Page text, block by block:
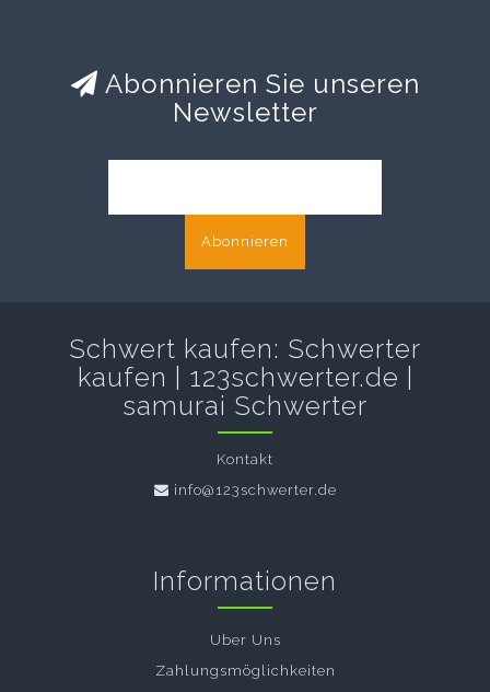
Abonnieren Sie unseren
Newsletter
Abonnieren
Schwert kaufen: Schwerter
kaufen | 123schwerter.de |
samurai Schwerter
Kontakt
info@123schwerter.de
Informationen
Uber Uns
Zahlungsmöglichkeiten